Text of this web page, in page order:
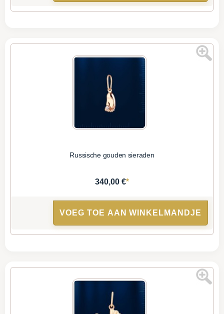
Russische gouden sieraden
340,00 €*
VOEG TOE AAN WINKELMANDJE